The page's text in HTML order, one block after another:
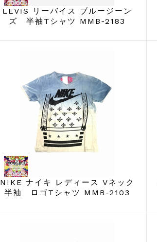
LEVIS リーバイス ブルージーン
ズ 半袖Tシャツ MMB-2183
NIKE ナイキ レディース Vネック
半袖 ロゴTシャツ MMB-2103